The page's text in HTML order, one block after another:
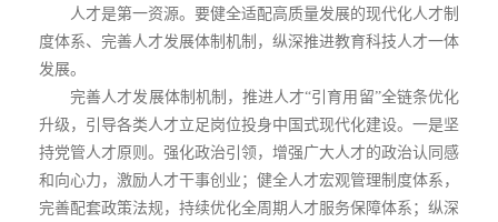
人才是第一资源。要健全适配高质量发展的现代化人才制
度体系、完善人才发展体制机制，纵深推进教育科技人才一体
发展。
完善人才发展体制机制，推进人才“引育用留”全链条优化
升级，引导各类人才立足岗位投身中国式现代化建设。一是坚
持党管人才原则。强化政治引领，增强广大人才的政治认同感
和向心力，激励人才干事创业；健全人才宏观管理制度体系，
完善配套政策法规，持续优化全周期人才服务保障体系；纵深